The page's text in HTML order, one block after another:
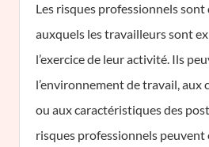
Les risques professionnels sont
auxquels les travailleurs sont
l’exercice de leur activité. Ils
l’environnement de travail,
ou aux caractéristiques des
risques professionnels peuvent